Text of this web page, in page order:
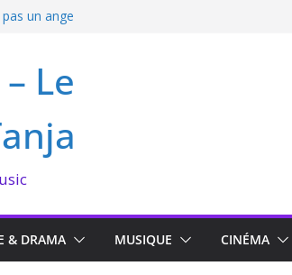
un ange
FISH
Zeniko Sumiya
– Le
& DRAMA MUSIQUE CINÉMA